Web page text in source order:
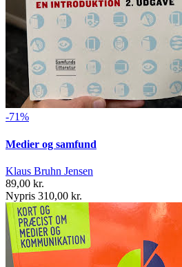
-71%
Medier og samfund
Klaus Bruhn Jensen
89,00 kr.
Nypris 310,00 kr.